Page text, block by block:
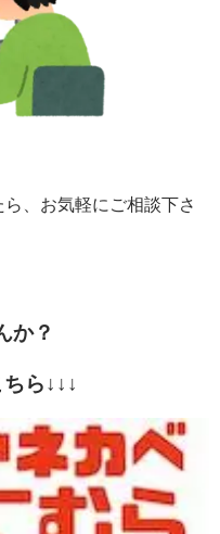
、お気軽にご相談下さ
か？
ら↓↓↓